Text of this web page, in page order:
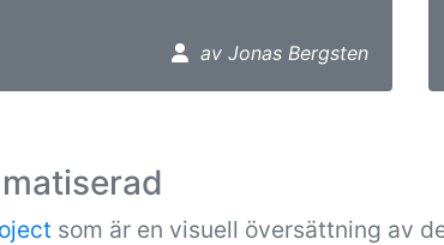
av Jonas Bergsten
som är en visuell översättning av